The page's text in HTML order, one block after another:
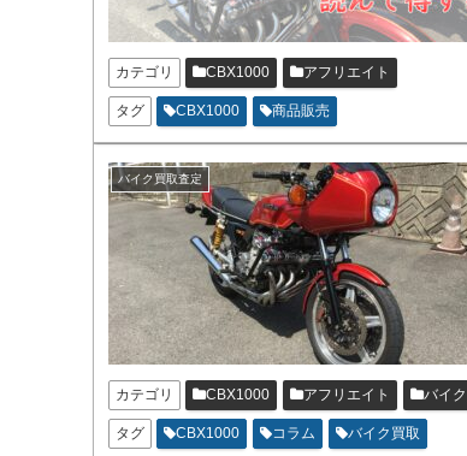
カテゴリ
CBX1000 アフリエイト
タグ CBX1000 商品販売
バイク買取査定
カテゴリ
CBX1000 アフリエイト バイ
タグ CBX1000 コラム バイク買取